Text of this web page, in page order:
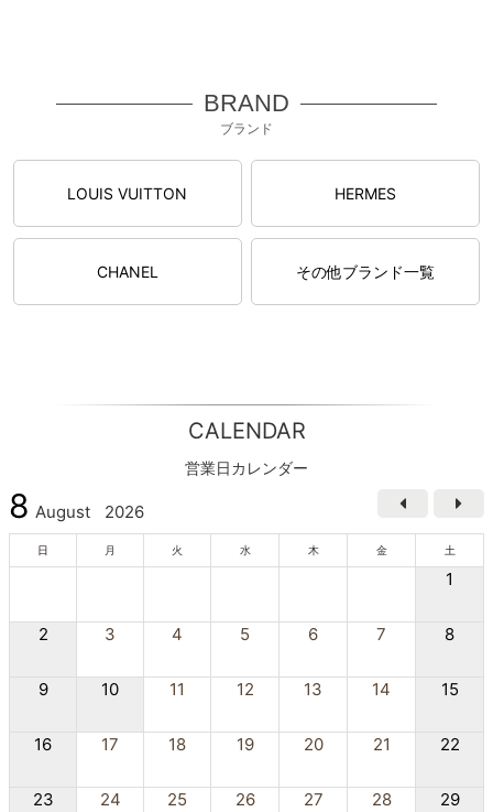
BRAND
ブランド
LOUIS VUITTON HERMES
CHANEL その他ブランド一覧
CALENDAR
営業日カレンダー
8 August 2026
日 月 火 水 木 金 土
1
2 3 4 5 6 7 8
9 10 11 12 13 14 15
16 17 18 19 20 21 22
23 24 25 26 27 28 29